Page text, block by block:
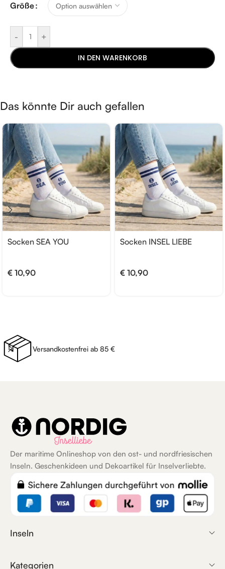
Größe
- +
IN DEN WARENKORB
Das könnte Dir auch gefallen
Socken SEA YOU
€ 10,90
Socken INSEL LIEBE
€ 10,90
Versandkostenfrei ab 85 €
Der maritime Onlineshop von den ost- und nordfriesischen
Inseln. Geschenkideen und Dekoartikel für Inselverliebte.
Inseln
Kategorien